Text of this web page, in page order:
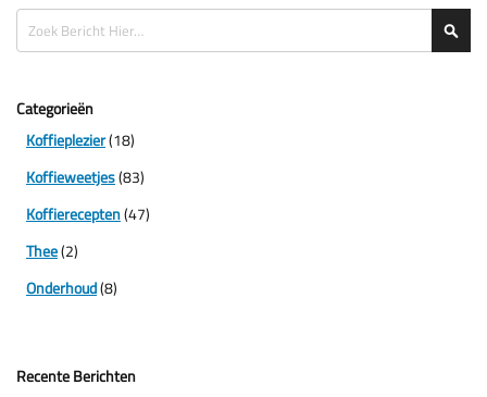
Zoeken
Categorieën
Koffieplezier(18)
Koffieweetjes(83)
Koffierecepten(47)
Thee(2)
Onderhoud(8)
Recente Berichten